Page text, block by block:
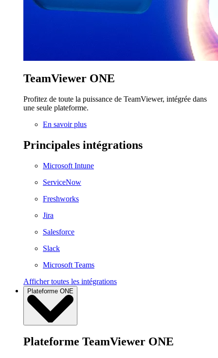
TeamViewer ONE
Profitez de toute la puissance de TeamViewer, intégrée dans
une seule plateforme.
En savoir plus
Principales intégrations
Microsoft Intune
ServiceNow
Freshworks
Jira
Salesforce
Slack
Microsoft Teams
Afficher toutes les intégrations
Plateforme ONE
Plateforme TeamViewer ONE